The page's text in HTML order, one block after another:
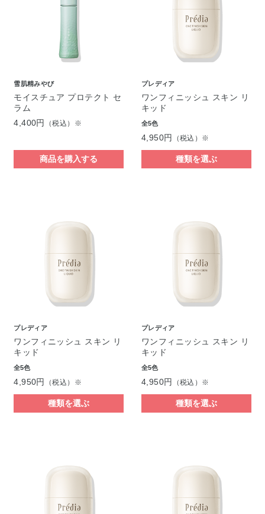
雪肌精みやび
モイスチュア プロテクト セ
ラム
4,400円
（税込）※
商品を購入する
プレディア
ワンフィニッシュ スキン リ
キッド
全5色
4,950円 （税込）※
種類を選ぶ
プレディア
ワンフィニッシュ スキン リ
キッド
全5色
4,950円 （税込）※
種類を選ぶ
プレディア
ワンフィニッシュ スキン リ
キッド
全5色
4,950円 （税込）※
種類を選ぶ